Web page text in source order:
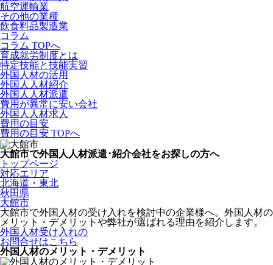
航空運輸業
その他の業種
飲食料品製造業
コラム
コラム TOPへ
育成就労制度とは
特定技能と技能実習
外国人材の活用
外国人人材紹介
外国人人材派遣
費用が異常に安い会社
外国人人材求人
費用の目安
費用の目安 TOPへ
大館市で外国人人材派遣･紹介会社をお探しの方へ
トップページ
対応エリア
北海道・東北
秋田県
大館市
大館市で外国人材の受け入れを検討中の企業様へ。外国人材の
メリット・デメリットや弊社が選ばれる理由を紹介します。
外国人材受け入れの
お問合せはこちら
外国人材のメリット・デメリット